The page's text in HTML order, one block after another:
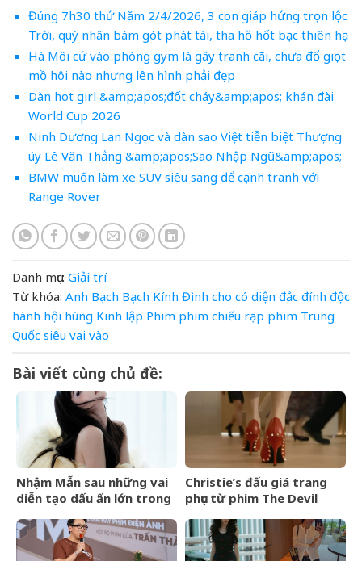
Đúng 7h30 thứ Năm 2/4/2026, 3 con giáp hứng trọn lộc
Trời, quý nhân bám gót phát tài, tha hồ hốt bạc thiên hạ
Hà Môi cứ vào phòng gym là gây tranh cãi, chưa đổ giọt
mồ hôi nào nhưng lên hình phải đẹp
Dàn hot girl &amp;apos;đốt cháy&amp;apos; khán đài
World Cup 2026
Ninh Dương Lan Ngọc và dàn sao Việt tiễn biệt Thượng
úy Lê Văn Thắng &amp;apos;Sao Nhập Ngũ&amp;apos;
BMW muốn làm xe SUV siêu sang để cạnh tranh với
Range Rover
Danh mục: Giải trí
Từ khóa: Anh Bạch Bạch Kính Đình cho có diện đắc đính độc
hành hội hùng Kinh lập Phim phim chiếu rạp phim Trung
Quốc siêu vai vào
Bài viết cùng chủ đề:
Nhậm Mẫn sau những vai
diễn tạo dấu ấn lớn trong
Christie’s đấu giá trang
phục từ phim The Devil